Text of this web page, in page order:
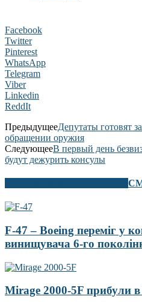
Facebook
Twitter
Pinterest
WhatsApp
Telegram
Viber
Linkedin
ReddIt
ПредыдущееДепутаты готовят
обращении оружия
СледующееВ первый день
будут дежурить консулы
F-47 – Boeing переміг у
винищувача 6-го
Mirage 2000-5F прибули